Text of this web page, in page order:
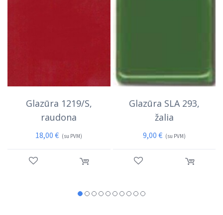
Glazūra 1219/S,
raudona
18,00€ (su PVM)
Glazūra SLA 293,
žalia
9,00 € (su PVM)